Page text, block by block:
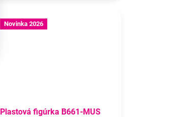
Novinka 2026
Plastová figúrka B661-MUS